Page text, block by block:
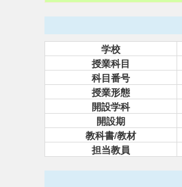
学校
授業科目
科目番号
授業形態
開設学科
開設期
教科書/教材
担当教員